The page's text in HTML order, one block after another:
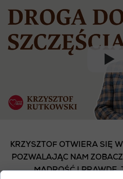
KRZYSZTOF OTWIERA SIĘ
POZWALAJĄC NAM
MĄDROŚĆ I PRAWDĘ.